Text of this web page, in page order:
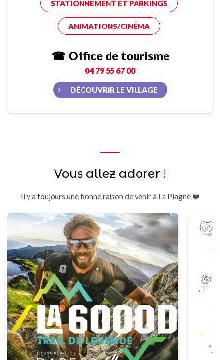
STATIONNEMENT ET PARKINGS
ANIMATIONS/CINÉMA
☎ Office de tourisme
04 79 55 67 00
DÉCOUVRIR LE VILLAGE
Vous allez adorer !
Il y a toujours une bonne raison de venir à La Plagne ❤️